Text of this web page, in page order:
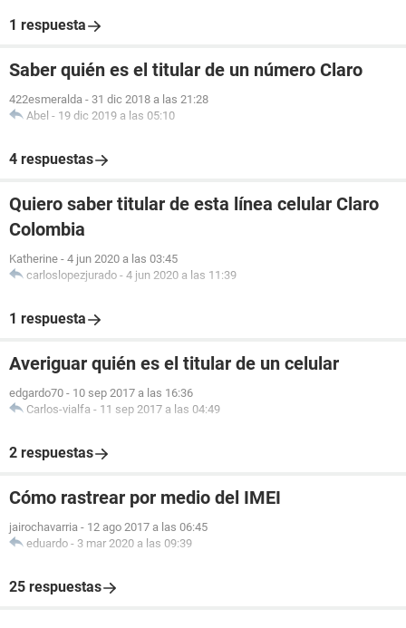
1 respuesta
Saber quién es el titular de un número Claro
422esmeralda - 31 dic 2018 a las 21:28
Abel - 19 dic 2019 a las 05:10
4 respuestas
Quiero saber titular de esta línea celular Claro
Colombia
Katherine - 4 jun 2020 a las 03:45
carloslopezjurado - 4 jun 2020 a las 11:39
1 respuesta
Averiguar quién es el titular de un celular
edgardo70 - 10 sep 2017 a las 16:36
Carlos-vialfa - 11 sep 2017 a las 04:49
2 respuestas
Cómo rastrear por medio del IMEI
jairochavarria - 12 ago 2017 a las 06:45
eduardo - 3 mar 2020 a las 09:39
25 respuestas